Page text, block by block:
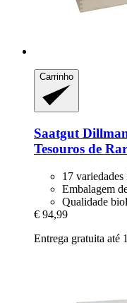
Carrinho
Saatgut
Tesouros de
17
Embalagem
Qualidade
€ 94,99
Entrega gratuita até